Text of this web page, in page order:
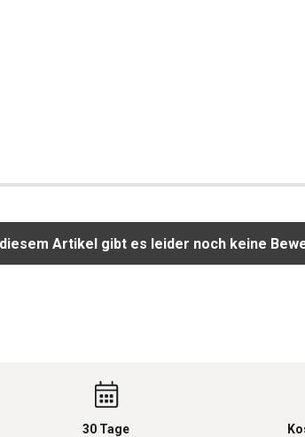
Artikel gibt es leider noch keine
30 Tage